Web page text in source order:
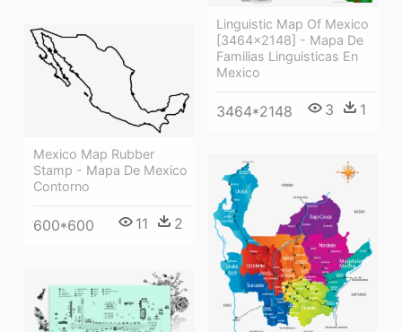
Linguistic Map Of Mexico
[3464×2148] - Mapa De
Familias Linguisticas En
Mexico
3464*2148 3 1
Mexico Map Rubber
Stamp - Mapa De Mexico
Contorno
600*600 11 2